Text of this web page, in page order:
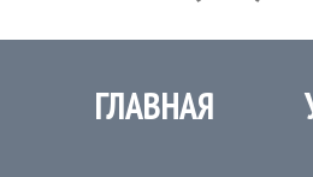
ГЛАВНАЯ